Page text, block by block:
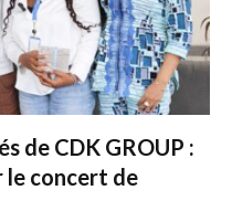
de CDK GROUP :
le concert de